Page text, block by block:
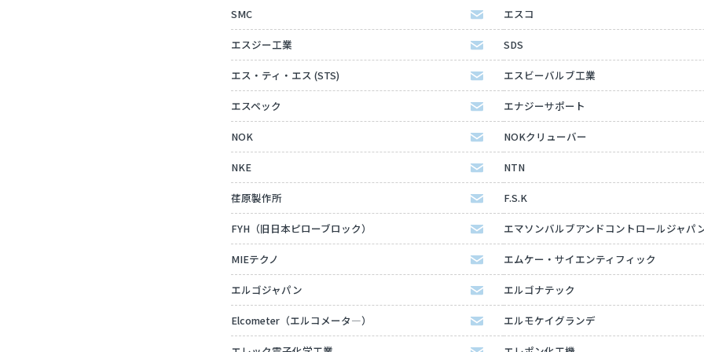
SMC エスコ
エスジー工業 SDS
エス・ティ・エス (STS) エスビーバルブ工業
エスペック エナジーサポート
NOK NOKクリューバー
NKE NTN
荏原製作所 F.S.K
FYH（旧日本ピローブロック） エマソンバルブアンドコントロールジャパ
MIEテクノ エムケー・サイエンティフィック
エルゴジャパン エルゴナテック
Elcometer（エルコメータ―） エルモケイグランデ